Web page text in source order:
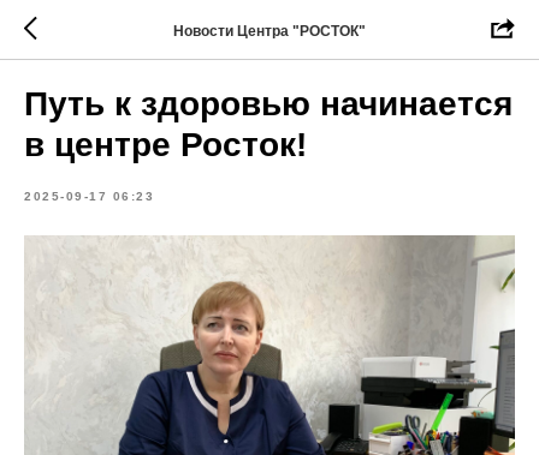
Новости Центра "РОСТОК"
Путь к здоровью начинается
в центре Росток!
2025-09-17 06:23